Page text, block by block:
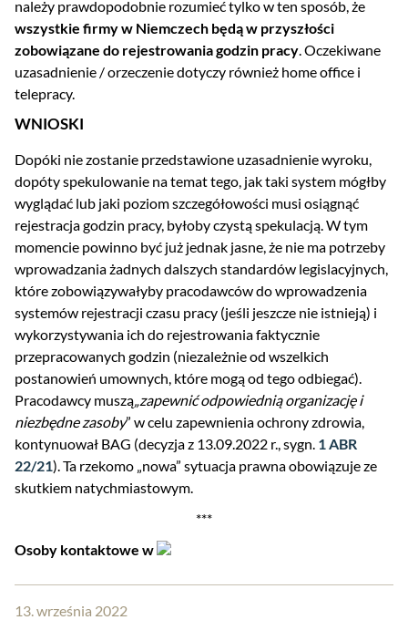
należy prawdopodobnie rozumieć tylko w ten sposób, że
wszystkie firmy w Niemczech będą w przyszłości
zobowiązane do rejestrowania godzin pracy . Oczekiwane
uzasadnienie / orzeczenie dotyczy również home office i
telepracy.
WNIOSKI
Dopóki nie zostanie przedstawione uzasadnienie wyroku,
dopóty spekulowanie na temat tego, jak taki system mógłby
wyglądać lub jaki poziom szczegółowości musi osiągnąć
rejestracja godzin pracy, byłoby czystą spekulacją. W tym
momencie powinno być już jednak jasne, że nie ma potrzeby
wprowadzania żadnych dalszych standardów legislacyjnych,
które zobowiązywałyby pracodawców do wprowadzenia
systemów rejestracji czasu pracy (jeśli jeszcze nie istnieją) i
wykorzystywania ich do rejestrowania faktycznie
przepracowanych godzin (niezależnie od wszelkich
postanowień umownych, które mogą od tego odbiegać).
Pracodawcy muszą „zapewnić odpowiednią organizację i
niezbędne zasoby” w celu zapewnienia ochrony zdrowia,
kontynuował BAG (decyzja z 13.09.2022 r., sygn. 1 ABR
22/21). Ta rzekomo „nowa” sytuacja prawna obowiązuje ze
skutkiem natychmiastowym.
***
Osoby kontaktowe w
13. września 2022